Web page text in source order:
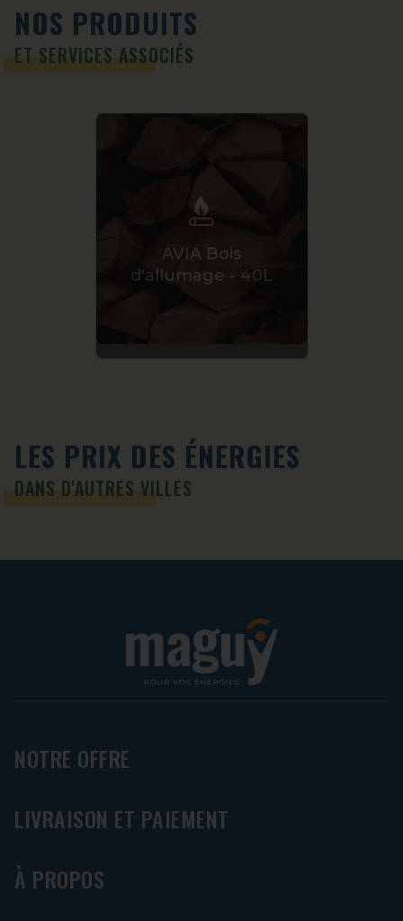
LES PRIX DES ÉNERGIES
DANS D'AUTRES VILLES
NOS PRODUITS
ET SERVICES ASSOCIÉS
AVIA Bois
d'allumage - 40L
NOTRE OFFRE
LIVRAISON ET PAIEMENT
À PROPOS